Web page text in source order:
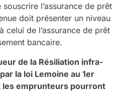
souscrire l’assurance de prêt
doit présenter un niveau
celui de l’assurance de prêt
bancaire.
de la Résiliation infra-
la loi Lemoine au 1er
emprunteurs pourront